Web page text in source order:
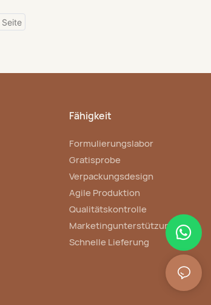
Fähigkeit
Formulierungslabor
Gratisprobe
Verpackungsdesign
Agile Produktion
Qualitätskontrolle
Marketingunterstützung
Schnelle Lieferung